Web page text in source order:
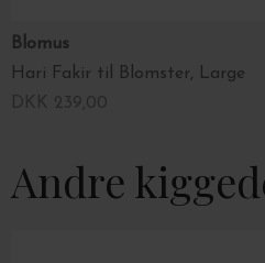
Blomus
Hari Fakir til Blomster, Large
Andre